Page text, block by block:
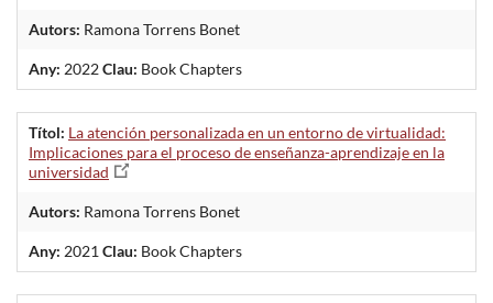
Autors: Ramona Torrens Bonet
Any: 2022Clau: Book Chapters
Títol: La atención personalizada en un entorno de virtualidad:
Implicaciones para el proceso de enseñanza-aprendizaje en la
universidad
Autors: Ramona Torrens Bonet
Any: 2021 Clau: Book Chapters